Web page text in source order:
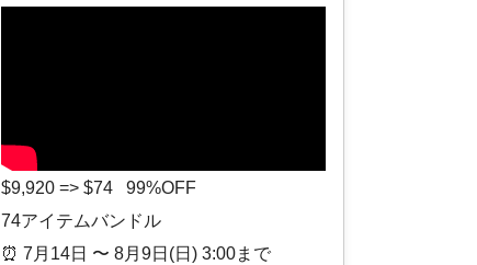
$9,920 => $74 99%OFF
74アイテムバンドル
⏰️ 7月14日 〜 8月9日(日) 3:00まで